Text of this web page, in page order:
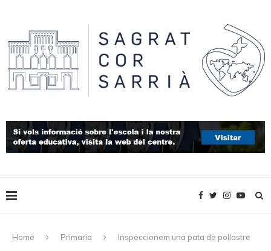
Home Primaria Inspeccionem una pata de pollastre